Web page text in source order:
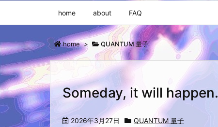
home about FAQ
home > QUANTUM 量子
Someday, it will happen.
2026年3月27日 QUANTUM 量子